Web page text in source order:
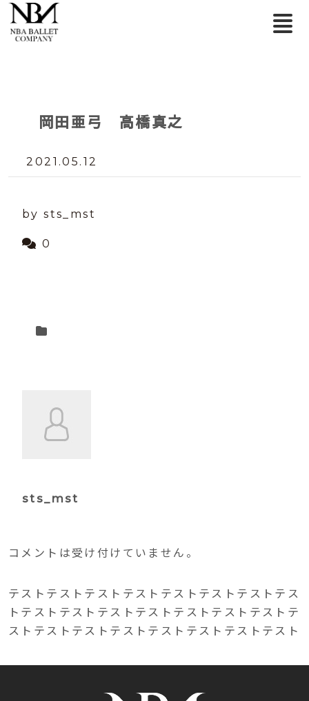
岡田亜弓 高橋真之
2021.05.12
by sts_mst
0
sts_mst
コメントは受け付けていません。
テストテストテストテストテストテストテストテス
トテストテストテストテストテストテストテストテ
ストテストテストテストテストテストテストテスト